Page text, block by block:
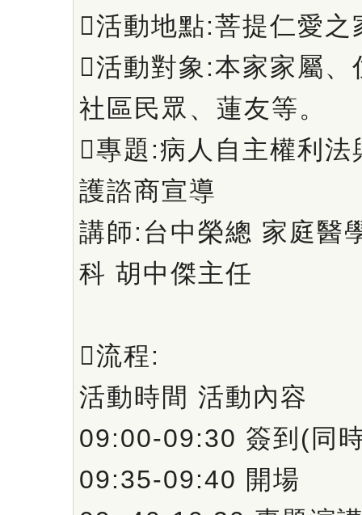
活動地點:菩提仁愛之
活動對象:本家家屬、
社區民眾、蓮友等。
專題:病人自主權利法
護諮商宣導
講師:台中榮總 家庭醫
科 胡中傑主任
流程:
活動時間 活動內容
09:00-09:30 簽到(同
09:35-09:40 開場